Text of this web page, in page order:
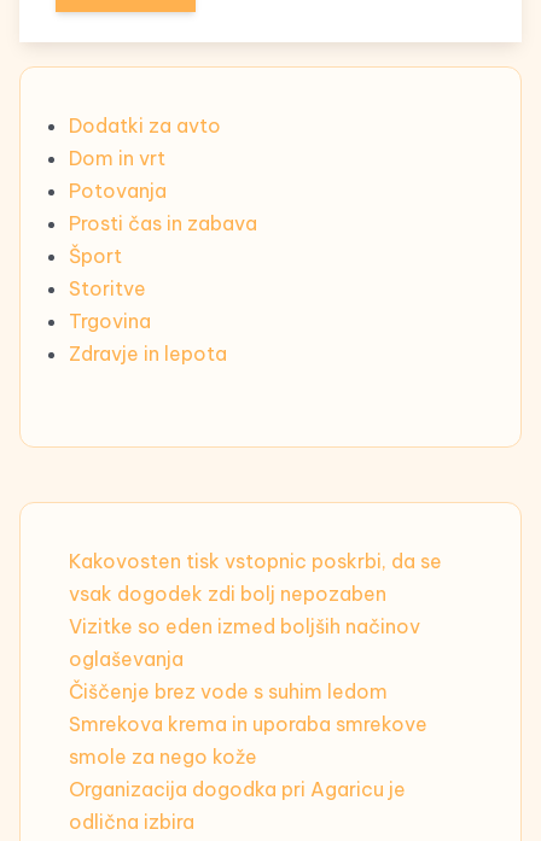
Dodatki za avto
Dom in vrt
Potovanja
Prosti čas in zabava
Šport
Storitve
Trgovina
Zdravje in lepota
Kakovosten tisk vstopnic poskrbi, da se
vsak dogodek zdi bolj nepozaben
Vizitke so eden izmed boljših načinov
oglaševanja
Čiščenje brez vode s suhim ledom
Smrekova krema in uporaba smrekove
smole za nego kože
Organizacija dogodka pri Agaricu je
odlična izbira